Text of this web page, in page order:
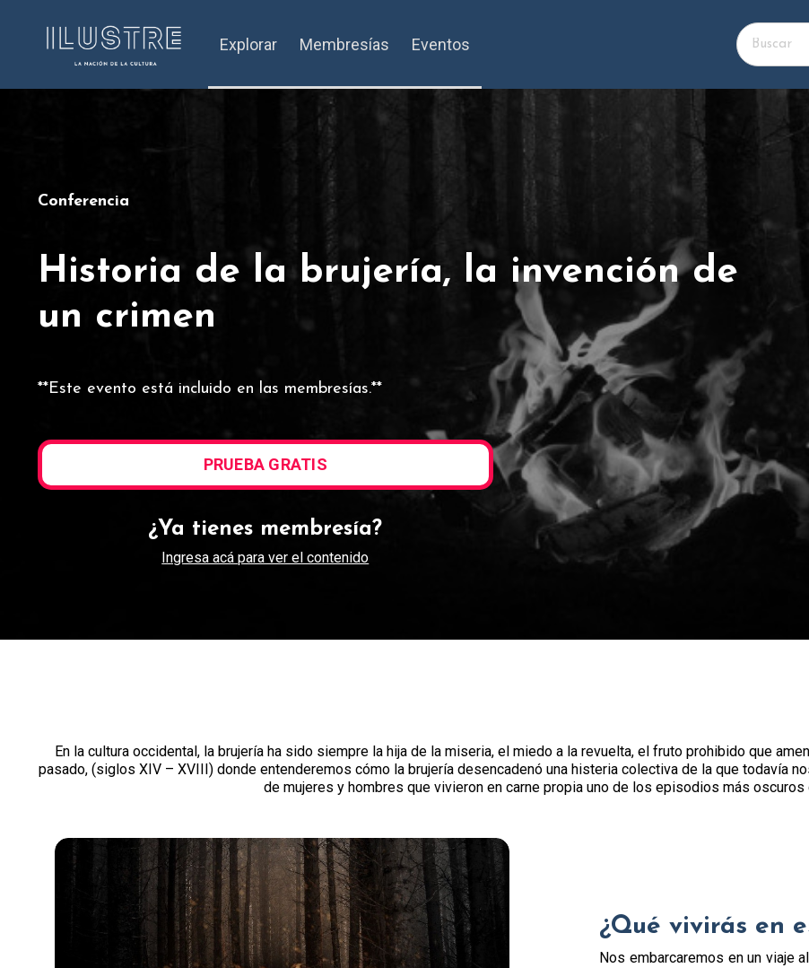
Explorar Membresías Eventos
Conferencia
Historia de la brujería, la invención de
un crimen
**Este evento está incluido en las membresías.**
PRUEBA GRATIS
¿Ya tienes membresía?
Ingresa acá para ver el contenido
En la cultura occidental, la brujería ha sido siempre la hija de la miseria, el miedo a la revuelta, el fruto prohibido que
pasado, (siglos XIV – XVIII) donde entenderemos cómo la brujería desencadenó una histeria colectiva de la que todavía
de mujeres y hombres que vivieron en carne propia uno de los episodios más oscuros
¿Qué vivirás en
Nos embarcaremos en un viaje